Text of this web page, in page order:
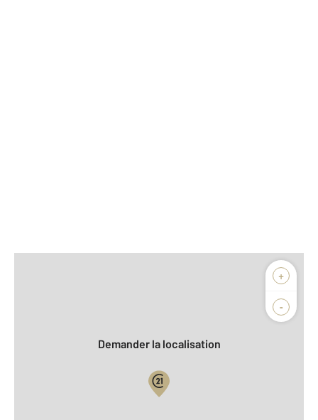
+
-
Biens vendus
Demander la localisation